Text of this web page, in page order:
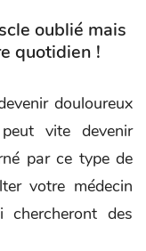
oublié mais
quotidien !
douloureux
vite devenir
par ce type de
votre médecin
des